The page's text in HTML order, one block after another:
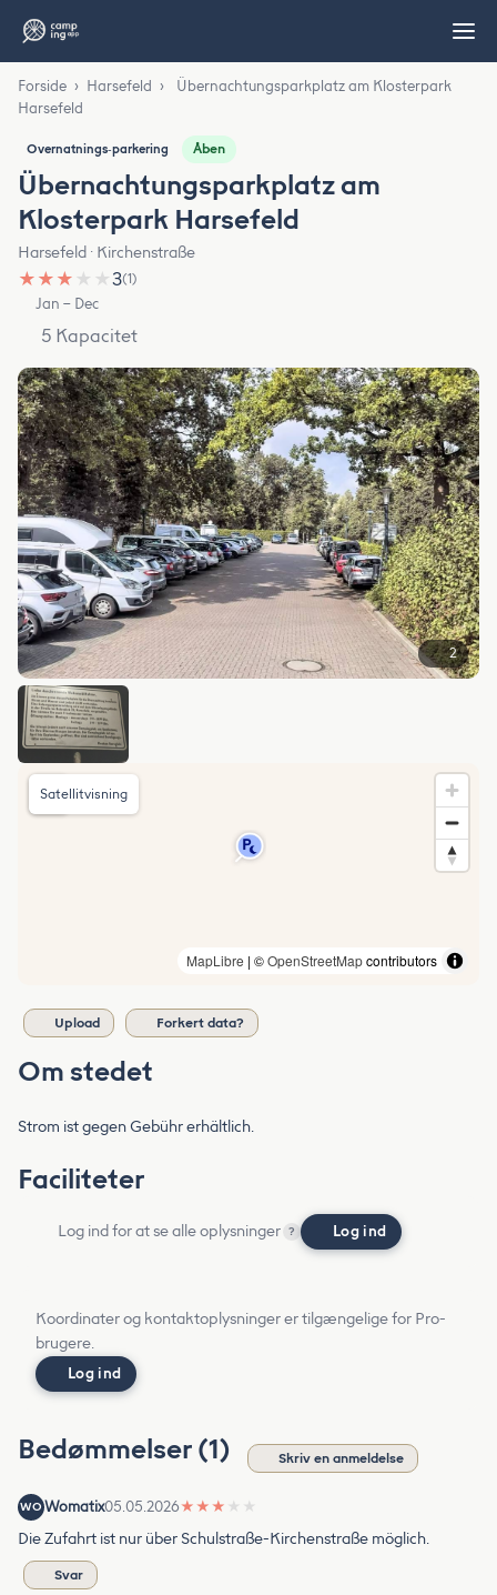
Forside › Harsefeld ›
Übernachtungsparkplatz am Klosterpark
Harsefeld
Overnatnings‑parkering Åben
Übernachtungsparkplatz am
Klosterpark Harsefeld
Harsefeld · Kirchenstraße
★ ★ ★ ★ ★3(1)
Jan – Dec
5 Kapacitet
2
MapLibre | ©OpenStreetMapcontributors
Satellitvisning
Upload Forkert data?
Om stedet
Strom ist gegen Gebühr erhältlich.
Faciliteter
Log ind for at se alle oplysninger ? Log ind
Koordinater og kontaktoplysninger er tilgængelige for Pro-
brugere.
Log ind
Bedømmelser (1) Skriv en anmeldelse
WO Womatix05.05.2026★ ★ ★ ★ ★
Die Zufahrt ist nur über Schulstraße-Kirchenstraße möglich.
Svar